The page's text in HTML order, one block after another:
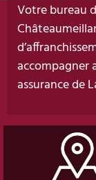
Votre bureau
accompagner
assurance de